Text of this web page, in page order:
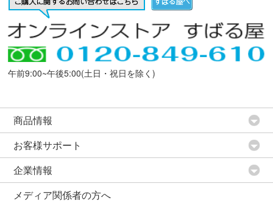
午前9:00~午後5:00(土日・祝日を除く)
商品情報
お客様サポート
企業情報
メディア関係者の方へ